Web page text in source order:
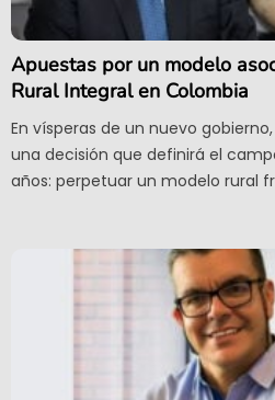
Apuestas por un modelo
Rural Integral en Colombia
En vísperas de un nuevo
una decisión que definirá el
años: perpetuar un modelo rural